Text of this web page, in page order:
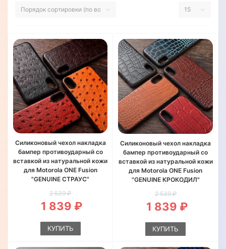
Силиконовый чехол накладка
бампер противоударный со
вставкой из натуральной кожи
для Motorola ONE Fusion
"GENUINE СТРАУС"
2 539 ₽
1 839 ₽
КУПИТЬ
Силиконовый чехол накладка
бампер противоударный со
вставкой из натуральной кожи
для Motorola ONE Fusion
"GENUINE КРОКОДИЛ"
2 539 ₽
1 839 ₽
КУПИТЬ